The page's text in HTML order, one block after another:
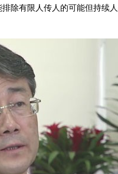
除有限人传人的可能但持续